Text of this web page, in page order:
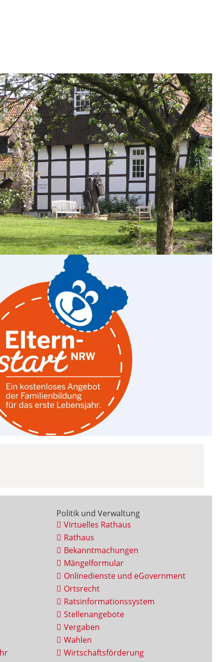
Politik und Verwaltung
Virtuelles Rathaus
Rathaus
Bekanntmachungen
Mängelformular
Onlinedienste und eGovernment
Ortsrecht
Ratsinformationssystem
Stellenangebote
Vergaben
Wahlen
Wirtschaftsförderung